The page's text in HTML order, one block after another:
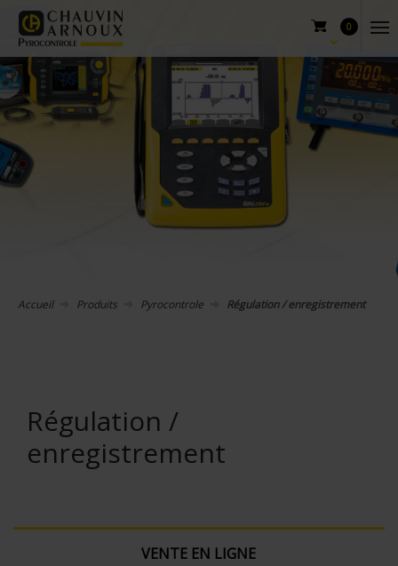
0
Accueil Produits Pyrocontrole Régulation / enregistrement
Régulation /
enregistrement
VENTE EN LIGNE